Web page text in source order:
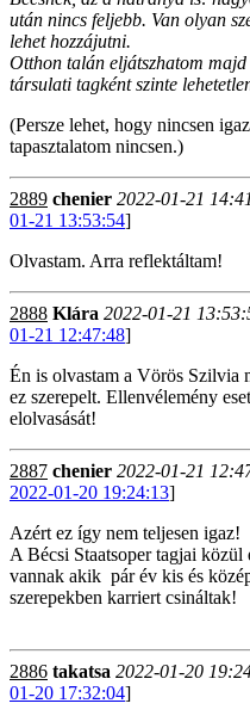
után nincs feljebb. Van olyan
lehet hozzájutni.
Otthon talán eljátszhatom
társulati tagként szinte
(Persze lehet, hogy nincsen
tapasztalatom nincsen.)
2889 chenier 2022-01-21
01-21 13:53:54]
Olvastam. Arra reflektáltam!
2888 Klára 2022-01-21
01-21 12:47:48]
Én is olvastam a Vörös Szilvia
ez szerepelt. Ellenvélemény
elolvasását!
2887 chenier 2022-01-21
2022-01-20 19:24:13]
Azért ez így nem teljesen igaz!
A Bécsi Staatsoper tagjai közül
vannak akik pár év kis és
szerepekben karriert csináltak!
2886 takatsa 2022-01-20
01-20 17:32:04]